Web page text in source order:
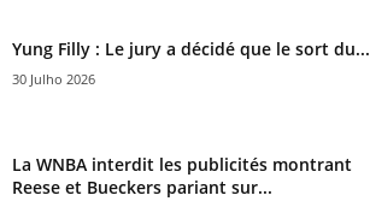
Yung Filly : Le jury a décidé que le sort du...
30 Julho 2026
La WNBA interdit les publicités montrant
Reese et Bueckers pariant sur...